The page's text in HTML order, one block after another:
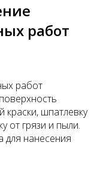
работ
работ
краски, шпатлевку
от грязи и пыли.
для нанесения